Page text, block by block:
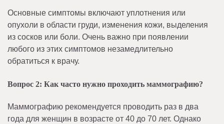
Основные симптомы включают уплотнения или
опухоли в области груди, изменения кожи, выделения
из сосков или боли. Очень важно при появлении
любого из этих симптомов незамедлительно
обратиться к врачу.
Вопрос 2: Как часто нужно проходить маммографию?
Маммографию рекомендуется проводить раз в два
года для женщин в возрасте от 40 до 70 лет. Однако